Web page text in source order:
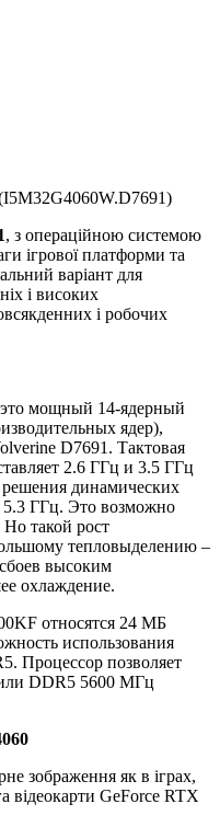
, з операційною системою
ігрової платформи та
варіант для
і високих
і робочих
мощный 14-ядерный
ядер),
D7691. Тактовая
2.6 ГГц и 3.5 ГГц
решения динамических
5.3 ГГц. Это возможно
Но такой рост
тепловыделению –
высоким
охлаждение.
относятся 24 МБ
использования
Процессор позволяет
DDR5 5600 МГц
зображення як в іграх,
відеокарти GeForce RTX